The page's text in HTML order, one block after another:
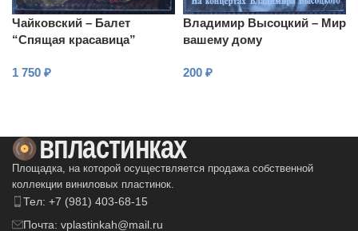
Чайковский – Балет
“Спящая красавица”
1 750 ₽
Владимир Высоцкий – Мир
вашему дому
200 ₽
Площадка, на которой осуществляется продажа собственной
коллекции виниловых пластинок.
Тел: +7 (981) 403-68-15
Почта: vplastinkah@mail.ru